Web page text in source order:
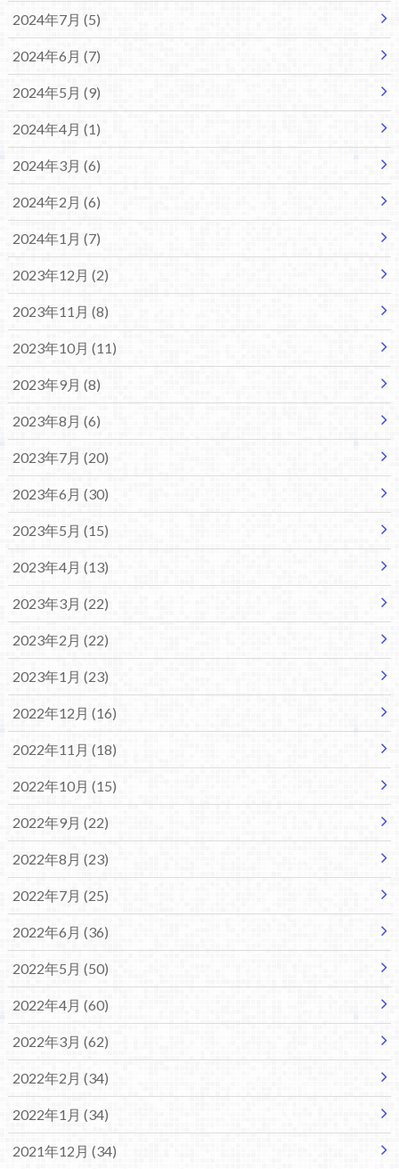
2024年7月 (5)
2024年6月 (7)
2024年5月 (9)
2024年4月 (1)
2024年3月 (6)
2024年2月 (6)
2024年1月 (7)
2023年12月 (2)
2023年11月 (8)
2023年10月 (11)
2023年9月 (8)
2023年8月 (6)
2023年7月 (20)
2023年6月 (30)
2023年5月 (15)
2023年4月 (13)
2023年3月 (22)
2023年2月 (22)
2023年1月 (23)
2022年12月 (16)
2022年11月 (18)
2022年10月 (15)
2022年9月 (22)
2022年8月 (23)
2022年7月 (25)
2022年6月 (36)
2022年5月 (50)
2022年4月 (60)
2022年3月 (62)
2022年2月 (34)
2022年1月 (34)
2021年12月 (34)